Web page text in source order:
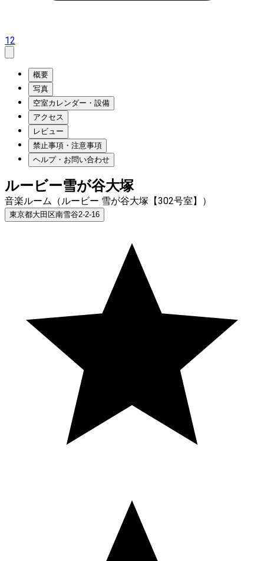
12
概要
写真
空室カレンダー・設備
アクセス
レビュー
禁止事項・注意事項
ヘルプ・お問い合わせ
ルービー雪が谷大塚
音楽ルーム（ルービー 雪が谷大塚【302号室】）
東京都大田区南雪谷2-2-16